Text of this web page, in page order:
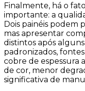
Finalmente, há o
importante: a
Dois painéis podem
mas apresentar
distintos após
padronizados,
cobre de espessura
de cor, menor
significativa de